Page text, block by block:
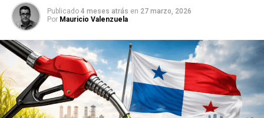
Siendo diputado, no sabía ni qué decía el artículo de la
Constitución que define sus funciones.
Y eso sin entrar en los escándalos deplanillas
abultadas y familiares nombrados.
Ángela Russo
Publicado 4 meses atrás en 27 marzo, 2026
Por Mauricio Valenzuela